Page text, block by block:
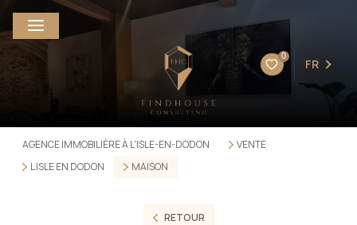
0
FR
AGENCE IMMOBILIÈRE À L'ISLE-EN-DODON
VENTE
L ISLE EN DODON
MAISON
RETOUR